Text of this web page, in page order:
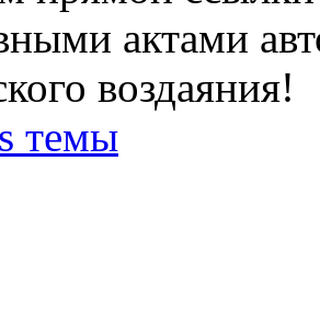
актами
воздаяния!
темы